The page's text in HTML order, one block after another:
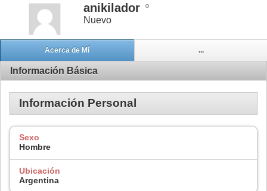
anikilador
Nuevo
Acerca de Mí ...
Información Básica
Información Personal
Sexo
Hombre
Ubicación
Argentina